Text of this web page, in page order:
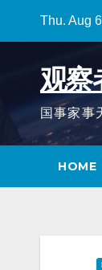
Thu. Aug
观察
国事家事
HOME